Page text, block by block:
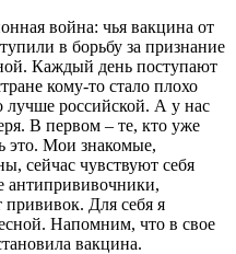
война: чья вакцина от
в борьбу за признание
Каждый день поступают
кому-то стало плохо
лучше российской. А у нас
В первом – те, кто уже
это. Мои знакомые,
сейчас чувствуют себя
антипрививочники,
прививок. Для себя я
Напомним, что в свое
вакцина.